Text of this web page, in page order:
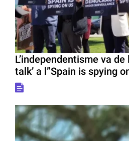
L’independentisme va de
talk’ a l”Spain is spying